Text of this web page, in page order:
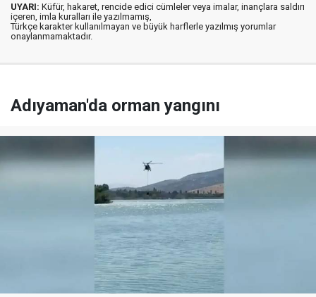
UYARI: Küfür, hakaret, rencide edici cümleler veya imalar, inançlara saldırı
içeren, imla kuralları ile yazılmamış,
Türkçe karakter kullanılmayan ve büyük harflerle yazılmış yorumlar
onaylanmamaktadır.
Adıyaman'da orman yangını